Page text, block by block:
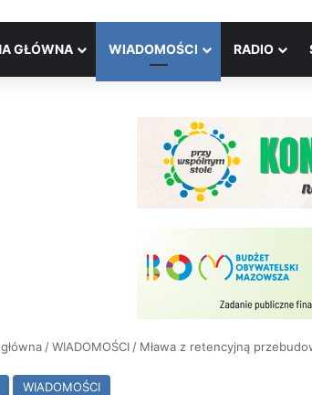
GŁÓWNA WIADOMOŚCI RADIO
/WIADOMOŚCI / Mława z retencyjną
WIADOMOŚCI